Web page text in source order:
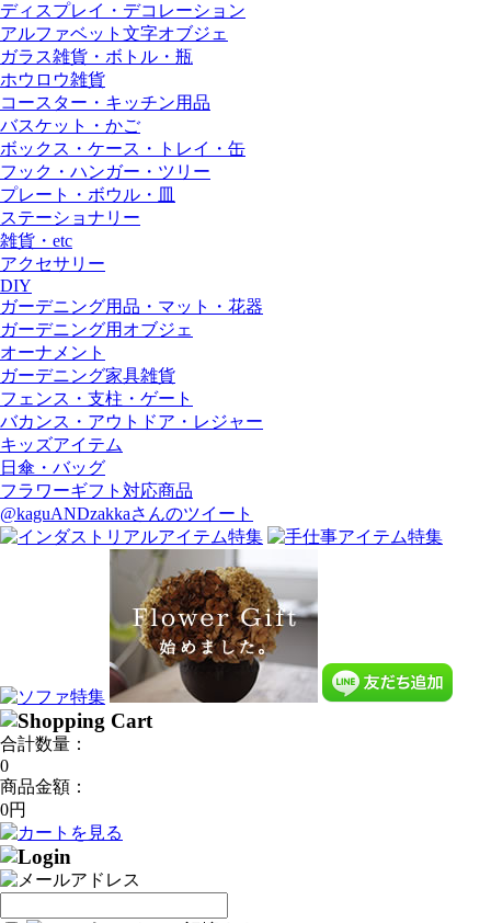
ディスプレイ・デコレーション
アルファベット文字オブジェ
ガラス雑貨・ボトル・瓶
ホウロウ雑貨
コースター・キッチン用品
バスケット・かご
ボックス・ケース・トレイ・缶
フック・ハンガー・ツリー
プレート・ボウル・皿
ステーショナリー
雑貨・etc
アクセサリー
DIY
ガーデニング用品・マット・花器
ガーデニング用オブジェ
オーナメント
ガーデニング家具雑貨
フェンス・支柱・ゲート
バカンス・アウトドア・レジャー
キッズアイテム
日傘・バッグ
フラワーギフト対応商品
@kaguANDzakkaさんのツイート
合計数量：
0
商品金額：
0円